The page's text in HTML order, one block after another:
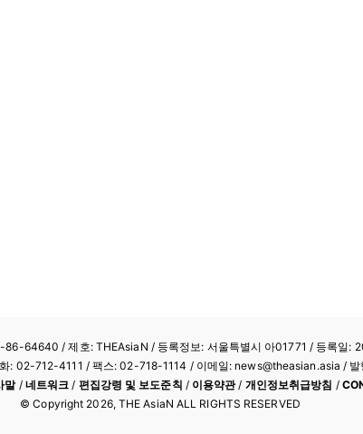
86-64640 / 제호: THEAsiaN / 등록정보: 서울특별시 아01771 / 등록일:
: 02-712-4111 / 팩스: 02-718-1114 / 이메일: news@theasian.asia / 발
말/ 네트워크 / 편집강령 및 보도준칙 / 이용약관/ 개인정보취급방침 /
© Copyright 2026, THE AsiaN ALL RIGHTS RESERVED